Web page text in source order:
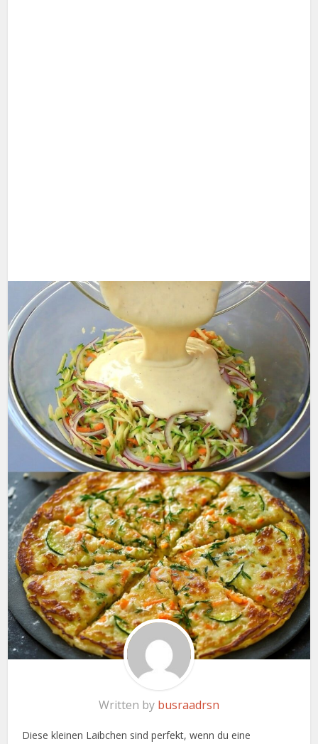
Written by busraadrsn
Diese kleinen Laibchen sind perfekt, wenn du eine